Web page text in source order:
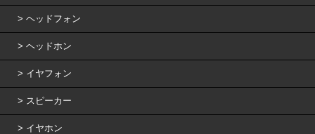
ヘッドフォン
ヘッドホン
イヤフォン
スピーカー
イヤホン